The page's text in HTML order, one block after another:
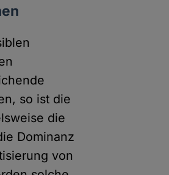
so ist die
die
Dominanz
von